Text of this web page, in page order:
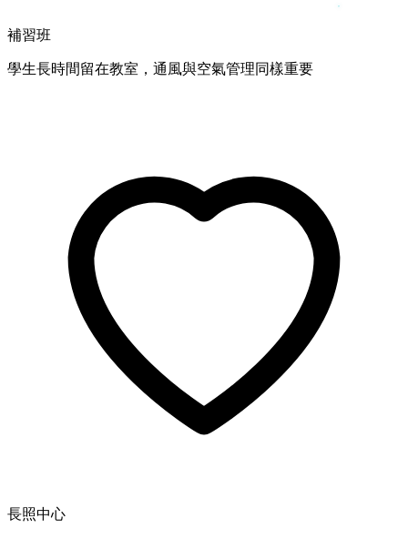
補習班
學生長時間留在教室，通風與空氣管理同樣重要
長照中心